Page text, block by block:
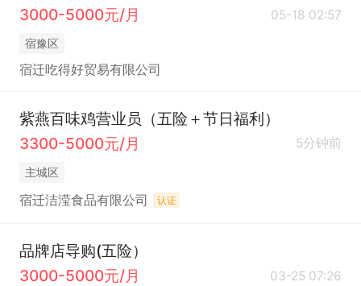
3000-5000元/月
05-18 02:57
宿豫区
宿迁吃得好贸易有限公司
紫燕百味鸡营业员（五险＋节日福利）
3300-5000元/月
5分钟前
主城区
宿迁洁滢食品有限公司 认证
品牌店导购(五险）
3000-5000元/月
03-25 07:26